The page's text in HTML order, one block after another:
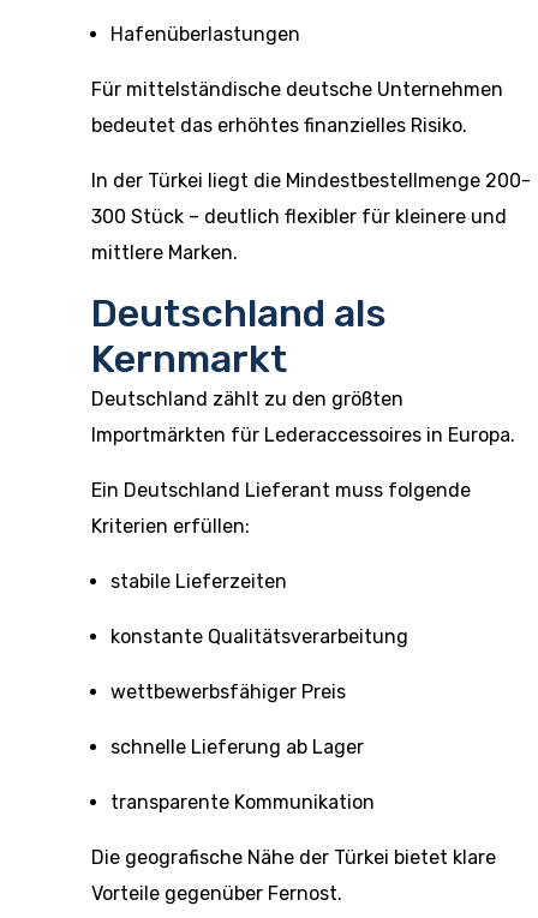
Hafenüberlastungen
Für mittelständische deutsche Unternehmen
bedeutet das erhöhtes finanzielles Risiko.
In der Türkei liegt die Mindestbestellmenge 200-
300 Stück – deutlich flexibler für kleinere und
mittlere Marken.
Deutschland als
Kernmarkt
Deutschland zählt zu den größten
Importmärkten für Lederaccessoires in Europa.
Ein Deutschland Lieferant muss folgende
Kriterien erfüllen:
stabile Lieferzeiten
konstante Qualitätsverarbeitung
wettbewerbsfähiger Preis
schnelle Lieferung ab Lager
transparente Kommunikation
Die geografische Nähe der Türkei bietet klare
Vorteile gegenüber Fernost.